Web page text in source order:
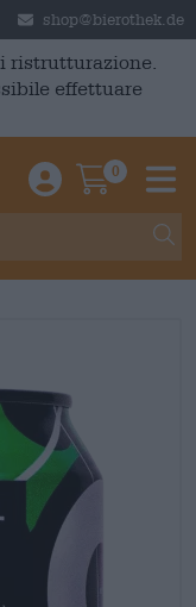
shop@bierothek.de
ristrutturazione.
effettuare
Einloggen /
0